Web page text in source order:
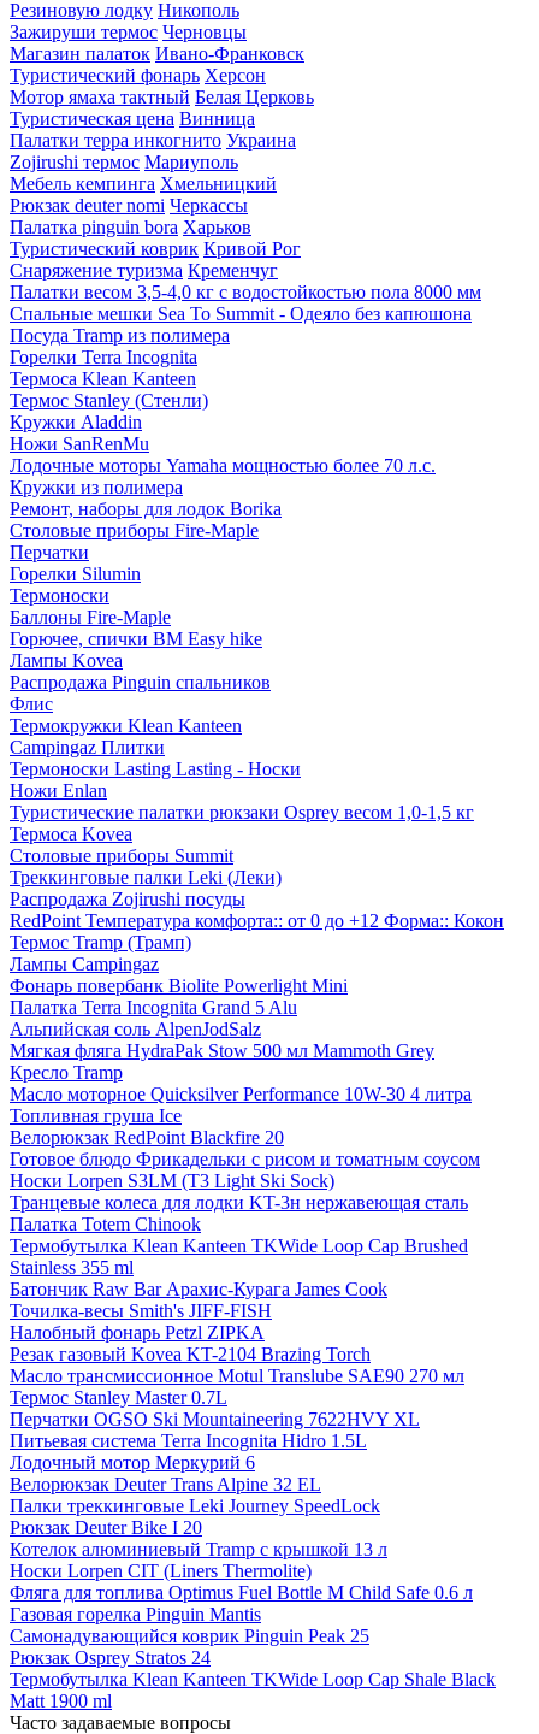
Резиновую лодку Никополь
Зажируши термос Черновцы
Магазин палаток Ивано-Франковск
Туристический фонарь Херсон
Мотор ямаха тактный Белая Церковь
Туристическая цена Винница
Палатки терра инкогнито Украина
Zojirushi термос Мариуполь
Мебель кемпинга Хмельницкий
Рюкзак deuter nomi Черкассы
Палатка pinguin bora Харьков
Туристический коврик Кривой Рог
Снаряжение туризма Кременчуг
Палатки весом 3,5-4,0 кг с водостойкостью пола 8000 мм
Спальные мешки Sea To Summit - Одеяло без капюшона
Посуда Tramp из полимера
Горелки Terra Incognita
Термоса Klean Kanteen
Термос Stanley (Стенли)
Кружки Aladdin
Ножи SanRenMu
Лодочные моторы Yamaha мощностью более 70 л.с.
Кружки из полимера
Ремонт, наборы для лодок Borika
Столовые приборы Fire-Maple
Перчатки
Горелки Silumin
Термоноски
Баллоны Fire-Maple
Горючее, спички BM Easy hike
Лампы Kovea
Распродажа Pinguin спальников
Флис
Термокружки Klean Kanteen
Campingaz Плитки
Термоноски Lasting Lasting - Носки
Ножи Enlan
Туристические палатки рюкзаки Osprey весом 1,0-1,5 кг
Термоса Kovea
Столовые приборы Summit
Треккинговые палки Leki (Леки)
Распродажа Zojirushi посуды
RedPoint Температура комфорта:: от 0 до +12 Форма:: Кокон
Термос Tramp (Трамп)
Лампы Campingaz
Фонарь повербанк Biolite Powerlight Mini
Палатка Terra Incognita Grand 5 Alu
Альпийская соль AlpenJodSalz
Мягкая фляга HydraPak Stow 500 мл Mammoth Grey
Кресло Tramp
Масло моторное Quicksilver Performance 10W-30 4 литра
Топливная груша Ice
Велорюкзак RedPoint Blackfire 20
Готовое блюдо Фрикадельки с рисом и томатным соусом
Носки Lorpen S3LM (T3 Light Ski Sock)
Транцевые колеса для лодки KT-3н нержавеющая сталь
Палатка Totem Chinook
Термобутылка Klean Kanteen TKWide Loop Cap Brushed
Stainless 355 ml
Батончик Raw Bar Арахис-Курага James Cook
Точилка-весы Smith's JIFF-FISH
Налобный фонарь Petzl ZIPKA
Резак газовый Kovea KT-2104 Brazing Torch
Масло трансмиссионное Motul Translube SAE90 270 мл
Термос Stanley Master 0.7L
Перчатки OGSO Ski Mountaineering 7622HVY XL
Питьевая система Terra Incognita Hidro 1.5L
Лодочный мотор Меркурий 6
Велорюкзак Deuter Trans Alpine 32 EL
Палки треккинговые Leki Journey SpeedLock
Рюкзак Deuter Bike I 20
Котелок алюминиевый Tramp с крышкой 13 л
Носки Lorpen CIT (Liners Thermolite)
Фляга для топлива Optimus Fuel Bottle M Child Safe 0.6 л
Газовая горелка Pinguin Mantis
Самонадувающийся коврик Pinguin Peak 25
Рюкзак Osprey Stratos 24
Термобутылка Klean Kanteen TKWide Loop Cap Shale Black
Matt 1900 ml
Часто задаваемые вопросы